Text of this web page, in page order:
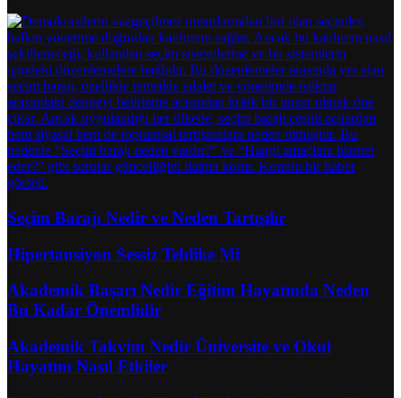
Seçim Barajı Nedir ve Neden Tartışılır
Hipertansiyon Sessiz Tehlike Mi
Akademik Başarı Nedir Eğitim Hayatında Neden
Bu Kadar Önemlidir
Akademik Takvim Nedir Üniversite ve Okul
Hayatını Nasıl Etkiler